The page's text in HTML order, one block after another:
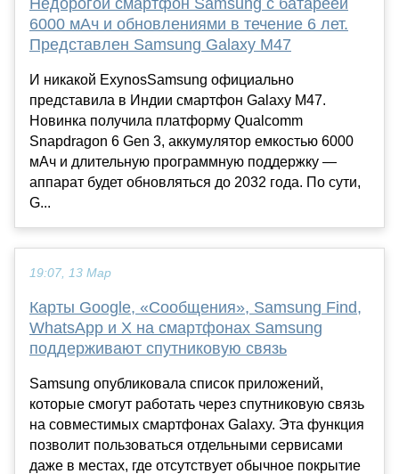
6000 мАч и обновлениями в течение 6 лет.
Представлен Samsung Galaxy M47
И никакой ExynosSamsung официально
представила в Индии смартфон Galaxy M47.
Новинка получила платформу Qualcomm
Snapdragon 6 Gen 3, аккумулятор емкостью 6000
мАч и длительную программную поддержку —
аппарат будет обновляться до 2032 года. По сути,
G...
19:07, 13 Мар
Карты Google, «Сообщения», Samsung Find,
WhatsApp и X на смартфонах Samsung
поддерживают спутниковую связь
Samsung опубликовала список приложений,
которые смогут работать через спутниковую связь
на совместимых смартфонах Galaxy. Эта функция
позволит пользоваться отдельными сервисами
даже в местах, где отсутствует обычное покрытие